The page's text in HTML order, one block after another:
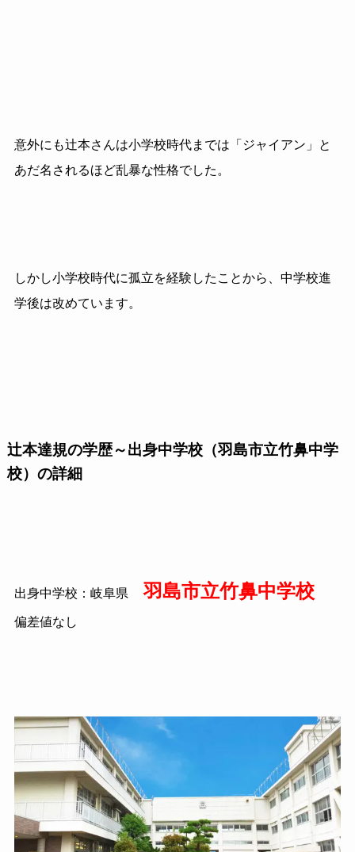
意外にも辻本さんは小学校時代までは「ジャイアン」と
あだ名されるほど乱暴な性格でした。
しかし小学校時代に孤立を経験したことから、中学校進
学後は改めています。
辻本達規の学歴～出身中学校（羽島市立竹鼻中学
校）の詳細
出身中学校：岐阜県 羽島市立竹鼻中学校
偏差値なし